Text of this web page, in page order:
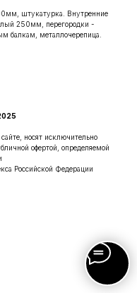
штукатурка. Внутренние
250мм, перегородки -
балкам, металлочерепица.
носят исключительно
офертой, определяемой
Российской Федерации